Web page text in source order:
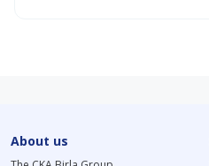
About us